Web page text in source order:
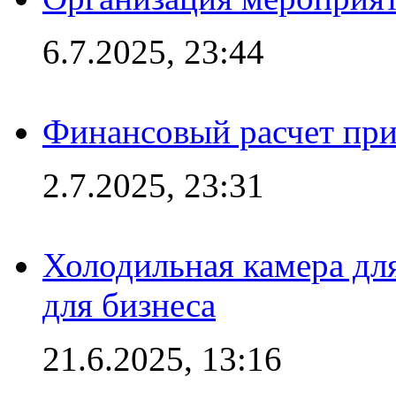
6.7.2025, 23:44
Финансовый расчет
2.7.2025, 23:31
Холодильная камера
для бизнеса
21.6.2025, 13:16